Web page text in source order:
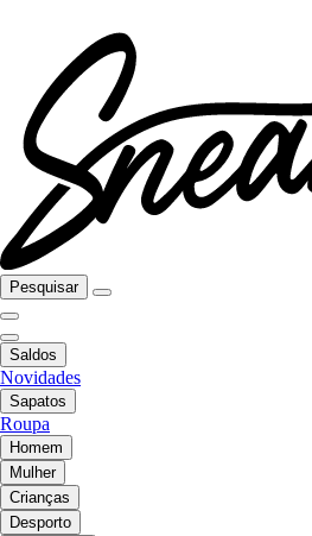
Pesquisar
Saldos
Novidades
Sapatos
Roupa
Homem
Mulher
Crianças
Desporto